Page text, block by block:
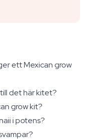
ett Mexican grow
det här kitet?
grow kit?
i potens?